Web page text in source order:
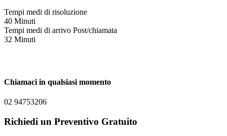
Tempi medi di risoluzione
40 Minuti
Tempi medi di arrivo Post/chiamata
32 Minuti
Chiamaci in qualsiasi momento
02 94753206
Richiedi un Preventivo Gratuito